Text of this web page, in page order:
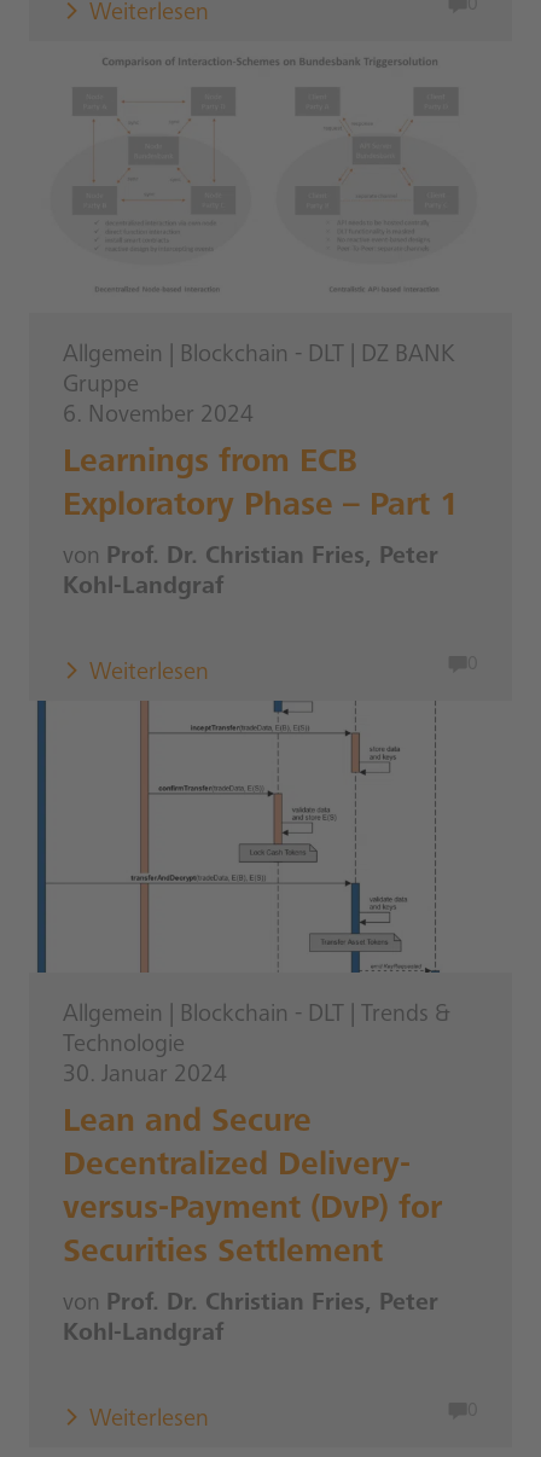
Weiterlesen
Allgemein Blockchain - DLT
DZ BANK
Gruppe
6. November 2024
Learnings from ECB
Exploratory Phase – Part 1
von Prof. Dr. Christian Fries, Peter
Kohl-Landgraf
Weiterlesen
Allgemein Blockchain - DLT
Trends &
Technologie
30. Januar 2024
Lean and Secure
Decentralized Delivery-
versus-Payment (DvP) for
Securities Settlement
von Prof. Dr. Christian Fries, Peter
Kohl-Landgraf
Weiterlesen